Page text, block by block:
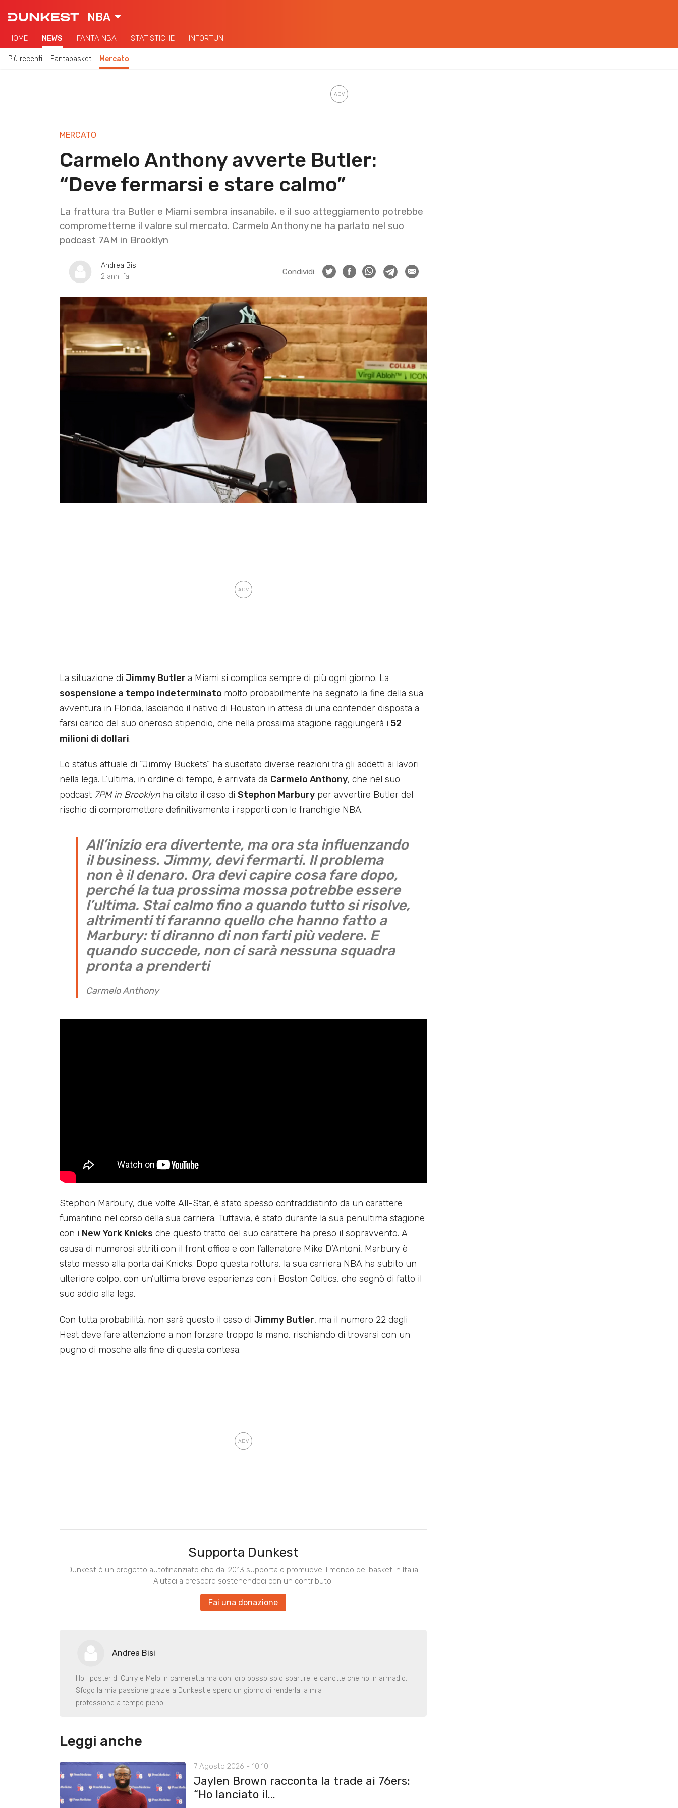
NBA
HOME NEWS FANTA NBA STATISTICHE INFORTUNI
Più recenti Fantabasket Mercato
MERCATO
Carmelo Anthony avverte Butler:
“Deve fermarsi e stare calmo”
La frattura tra Butler e Miami sembra insanabile, e il suo atteggiamento potrebbe
comprometterne il valore sul mercato. Carmelo Anthony ne ha parlato nel suo
podcast 7AM in Brooklyn
Andrea Bisi
2 anni fa
Condividi:
La situazione di Jimmy Butler a Miami si complica sempre di più ogni giorno. La
sospensione a tempo indeterminato molto probabilmente ha segnato la fine della sua
avventura in Florida, lasciando il nativo di Houston in attesa di una contender disposta a
farsi carico del suo oneroso stipendio, che nella prossima stagione raggiungerà i 52
milioni di dollari.
Lo status attuale di “Jimmy Buckets” ha suscitato diverse reazioni tra gli addetti ai lavori
nella lega. L’ultima, in ordine di tempo, è arrivata da Carmelo Anthony, che nel suo
podcast 7PM in Brooklyn ha citato il caso di Stephon Marbury per avvertire Butler del
rischio di compromettere definitivamente i rapporti con le franchigie NBA.
All’inizio era divertente, ma ora sta influenzando
il business. Jimmy, devi fermarti. Il problema
non è il denaro. Ora devi capire cosa fare dopo,
perché la tua prossima mossa potrebbe essere
l’ultima. Stai calmo fino a quando tutto si risolve,
altrimenti ti faranno quello che hanno fatto a
Marbury: ti diranno di non farti più vedere. E
quando succede, non ci sarà nessuna squadra
pronta a prenderti
Carmelo Anthony
Stephon Marbury, due volte All-Star, è stato spesso contraddistinto da un carattere
fumantino nel corso della sua carriera. Tuttavia, è stato durante la sua penultima stagione
con i New York Knicks che questo tratto del suo carattere ha preso il sopravvento. A
causa di numerosi attriti con il front office e con l’allenatore Mike D’Antoni, Marbury è
stato messo alla porta dai Knicks. Dopo questa rottura, la sua carriera NBA ha subito un
ulteriore colpo, con un’ultima breve esperienza con i Boston Celtics, che segnò di fatto il
suo addio alla lega.
Con tutta probabilità, non sarà questo il caso di Jimmy Butler, ma il numero 22 degli
Heat deve fare attenzione a non forzare troppo la mano, rischiando di trovarsi con un
pugno di mosche alla fine di questa contesa.
Supporta Dunkest
Dunkest è un progetto autofinanziato che dal 2013 supporta e promuove il mondo del basket in Italia.
Aiutaci a crescere sostenendoci con un contributo.
Fai una donazione
Andrea Bisi
Ho i poster di Curry e Melo in cameretta ma con loro posso solo spartire le canotte che ho in armadio.
Sfogo la mia passione grazie a Dunkest e spero un giorno di renderla la mia
professione a tempo pieno
Leggi anche
7 Agosto 2026 - 10:10
Jaylen Brown racconta la trade ai 76ers:
“Ho lanciato il...